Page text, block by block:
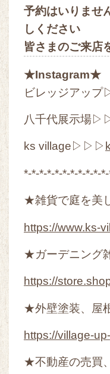
予約はいりませ
しください
皆さまのご来店
★Instagram★
ビレッジアッ
八千代展示場
ks village▷▷▷
*-*-*-*-*-*-*-*-*-*-
★雑貨で庭を美
https://www.ks-
★ガーデニング
https://
★外壁塗装、屋
https://village-
★不動産の売買